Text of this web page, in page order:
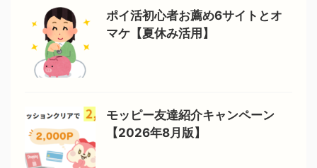
ポイ活初心者お薦め6サイトとオ
マケ【夏休み活用】
モッピー友達紹介キャンペーン
【2026年8月版】